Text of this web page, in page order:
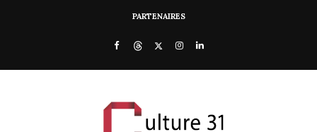
PARTENAIRES